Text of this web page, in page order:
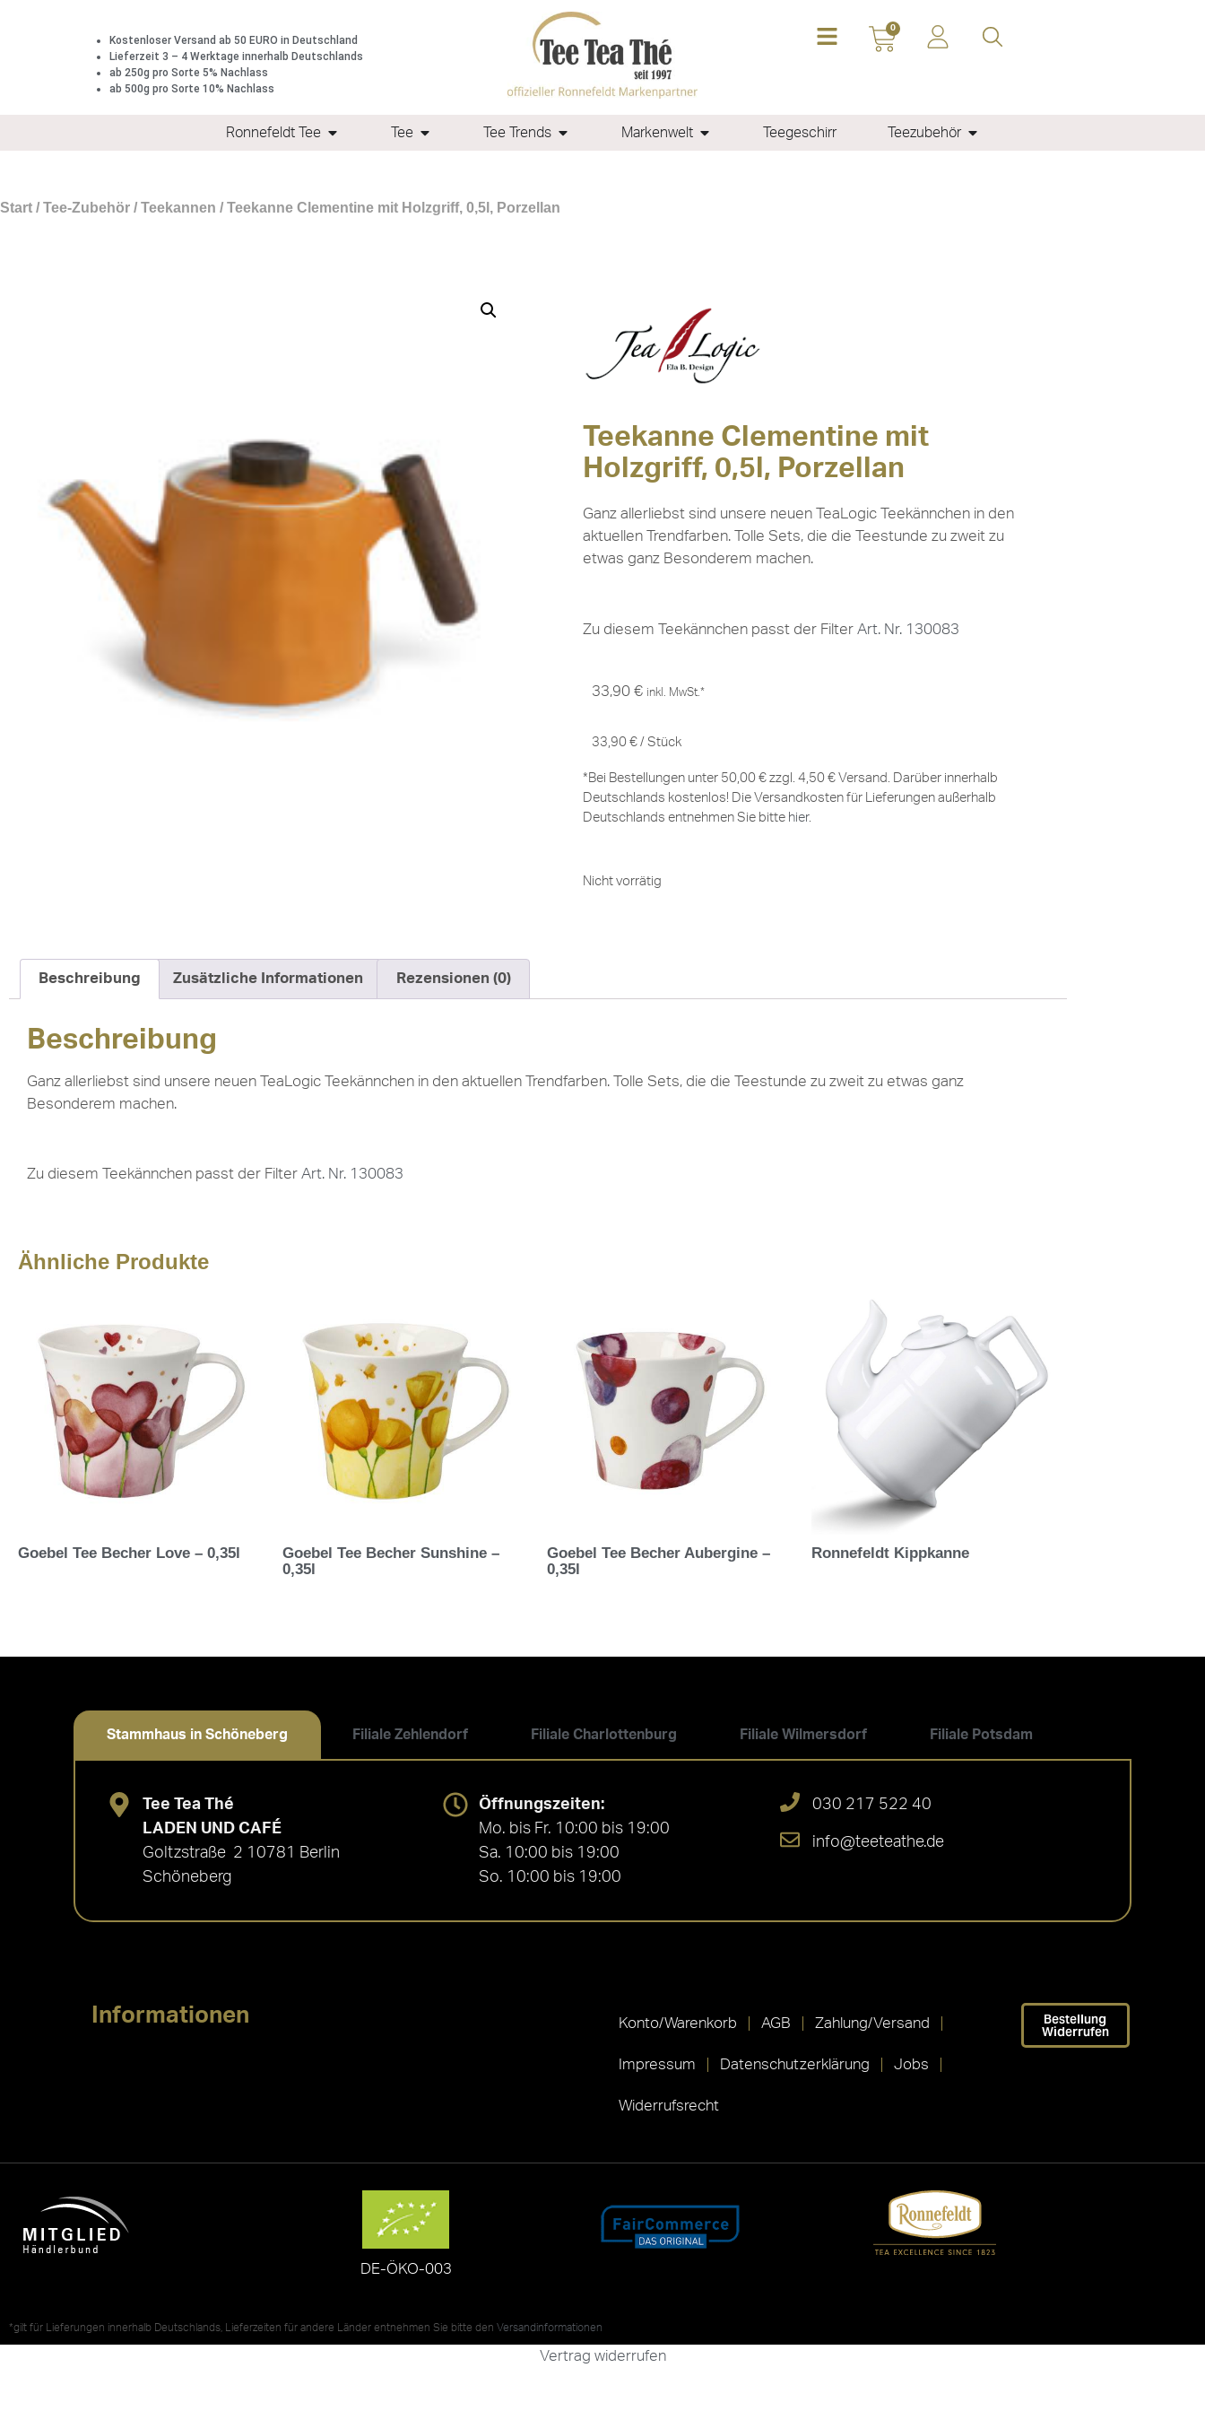
Kostenloser Versand ab 50 EURO in Deutschland
Lieferzeit 3 – 4 Werktage innerhalb Deutschlands
ab 250g pro Sorte 5% Nachlass
ab 500g pro Sorte 10% Nachlass
0
Ronnefeldt Tee Tee Tee Trends Markenwelt Teegeschirr Teezubehör
Start / Tee-Zubehör / Teekannen / Teekanne Clementine mit Holzgriff, 0,5l, Porzellan
Teekanne Clementine mit
Holzgriff, 0,5l, Porzellan
Ganz allerliebst sind unsere neuen TeaLogic Teekännchen in den
aktuellen Trendfarben. Tolle Sets, die die Teestunde zu zweit zu
etwas ganz Besonderem machen.
Zu diesem Teekännchen passt der Filter Art. Nr. 130083
33,90 € inkl. MwSt.*
33,90 € / Stück
*Bei Bestellungen unter 50,00 € zzgl. 4,50 € Versand. Darüber innerhalb
Deutschlands kostenlos! Die Versandkosten für Lieferungen außerhalb
Deutschlands entnehmen Sie bitte hier.
Nicht vorrätig
Beschreibung Zusätzliche Informationen Rezensionen (0)
Beschreibung
Ganz allerliebst sind unsere neuen TeaLogic Teekännchen in den aktuellen Trendfarben. Tolle Sets, die die Teestunde zu zweit zu etwas ganz
Besonderem machen.
Zu diesem Teekännchen passt der Filter Art. Nr. 130083
Ähnliche Produkte
Goebel Tee Becher Love – 0,35l
Goebel Tee Becher Sunshine –
0,35l
Goebel Tee Becher Aubergine –
0,35l
Ronnefeldt Kippkanne
Stammhaus in Schöneberg Filiale Zehlendorf Filiale Charlottenburg Filiale Wilmersdorf Filiale Potsdam
Tee Tea Thé
LADEN UND CAFÉ
Goltzstraße 2 10781 Berlin
Schöneberg
Öffnungszeiten:
Mo. bis Fr. 10:00 bis 19:00
Sa. 10:00 bis 19:00
So. 10:00 bis 19:00
030 217 522 40
info@teeteathe.de
Informationen Konto/Warenkorb AGB Zahlung/Versand
Impressum Datenschutzerklärung Jobs
Widerrufsrecht
Bestellung
Widerrufen
DE-ÖKO-003
*gilt für Lieferungen innerhalb Deutschlands, Lieferzeiten für andere Länder entnehmen Sie bitte den Versandinformationen
Vertrag widerrufen